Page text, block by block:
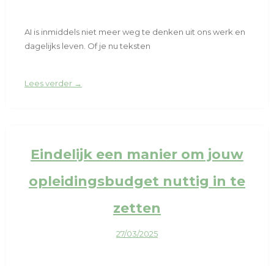
AI is inmiddels niet meer weg te denken uit ons werk en
dagelijks leven. Of je nu teksten
Lees verder →
Eindelijk een manier om jouw
opleidingsbudget nuttig in te
zetten
27/03/2025